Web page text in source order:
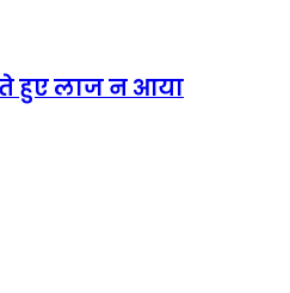
हुए लाज न आया